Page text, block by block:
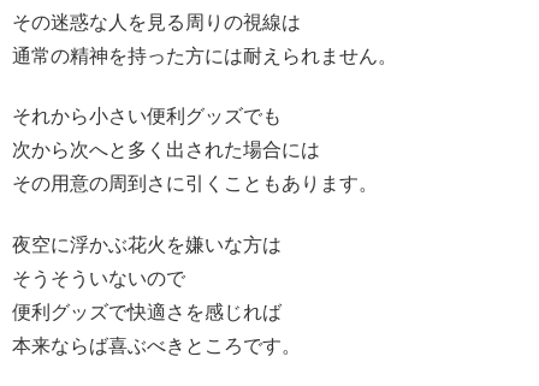
その迷惑な人を見る周りの視線は
通常の精神を持った方には耐えられません。
それから小さい便利グッズでも
次から次へと多く出された場合には
その用意の周到さに引くこともあります。
夜空に浮かぶ花火を嫌いな方は
そうそういないので
便利グッズで快適さを感じれば
本来ならば喜ぶべきところです。